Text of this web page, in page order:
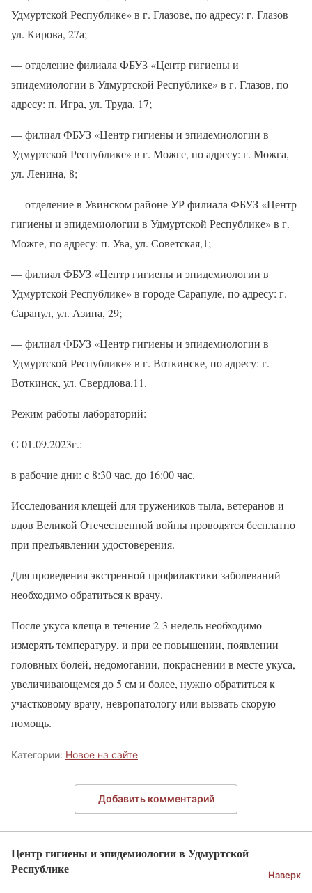
Удмуртской Республике» в г. Глазове, по адресу: г. Глазов
ул. Кирова, 27а;
— отделение филиала ФБУЗ «Центр гигиены и
эпидемиологии в Удмуртской Республике» в г. Глазов, по
адресу: п. Игра, ул. Труда, 17;
— филиал ФБУЗ «Центр гигиены и эпидемиологии в
Удмуртской Республике» в г. Можге, по адресу: г. Можга,
ул. Ленина, 8;
— отделение в Увинском районе УР филиала ФБУЗ «Центр
гигиены и эпидемиологии в Удмуртской Республике» в г.
Можге, по адресу: п. Ува, ул. Советская,1;
— филиал ФБУЗ «Центр гигиены и эпидемиологии в
Удмуртской Республике» в городе Сарапуле, по адресу: г.
Сарапул, ул. Азина, 29;
— филиал ФБУЗ «Центр гигиены и эпидемиологии в
Удмуртской Республике» в г. Воткинске, по адресу: г.
Воткинск, ул. Свердлова,11.
Режим работы лабораторий:
С 01.09.2023г.:
в рабочие дни: с 8:30 час. до 16:00 час.
Исследования клещей для тружеников тыла, ветеранов и
вдов Великой Отечественной войны проводятся бесплатно
при предъявлении удостоверения.
Для проведения экстренной профилактики заболеваний
необходимо обратиться к врачу.
После укуса клеща в течение 2-3 недель необходимо
измерять температуру, и при ее повышении, появлении
головных болей, недомогании, покраснении в месте укуса,
увеличивающемся до 5 см и более, нужно обратиться к
участковому врачу, невропатологу или вызвать скорую
помощь.
Категории: Новое на сайте
Добавить комментарий
Центр гигиены и эпидемиологии в Удмуртской
Республике
Наверх